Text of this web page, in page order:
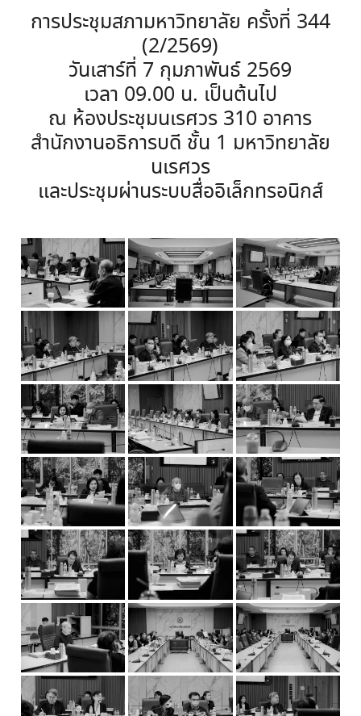
การประชุมสภามหาวิทยาลัย ครั้งที่ 344
(2/2569)
วันเสาร์ที่ 7 กุมภาพันธ์ 2569
เวลา 09.00 น. เป็นต้นไป
ณ ห้องประชุมนเรศวร 310 อาคาร
สำนักงานอธิการบดี ชั้น 1 มหาวิทยาลัย
นเรศวร
และประชุมผ่านระบบสื่ออิเล็กทรอนิกส์